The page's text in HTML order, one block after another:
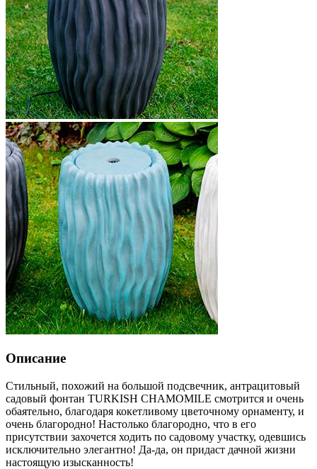
Описание
Стильный, похожий на большой подсвечник, антрацитовый
садовый фонтан TURKISH CHAMOMILE смотрится и очень
обаятельно, благодаря кокетливому цветочному орнаменту, и
очень благородно! Настолько благородно, что в его
присутствии захочется ходить по садовому участку, одевшись
исключительно элегантно! Да-да, он придаст дачной жизни
настоящую изысканность!